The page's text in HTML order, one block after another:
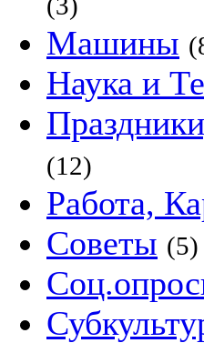
Машины
Наука и
(12)
Работа,
Советы (5)